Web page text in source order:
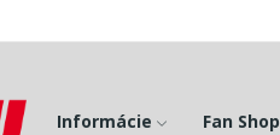
Informácie Fan Shop